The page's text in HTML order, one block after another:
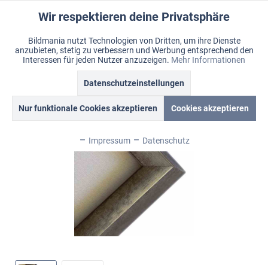
Warenkorb
Merkzettel Mein Konto
Menü
Modern & Steel
Funktionale Aktiv
Marketing Inaktiv
Inaktiv
Wir respektieren deine Privatsphäre
Bildmania nutzt Technologien von Dritten, um ihre Dienste
anzubieten, stetig zu verbessern und Werbung entsprechend den
Interessen für jeden Nutzer anzuzeigen. Mehr Informationen
Datenschutzeinstellungen
Nur funktionale Cookies akzeptieren Cookies akzeptieren
Impressum Datenschutz